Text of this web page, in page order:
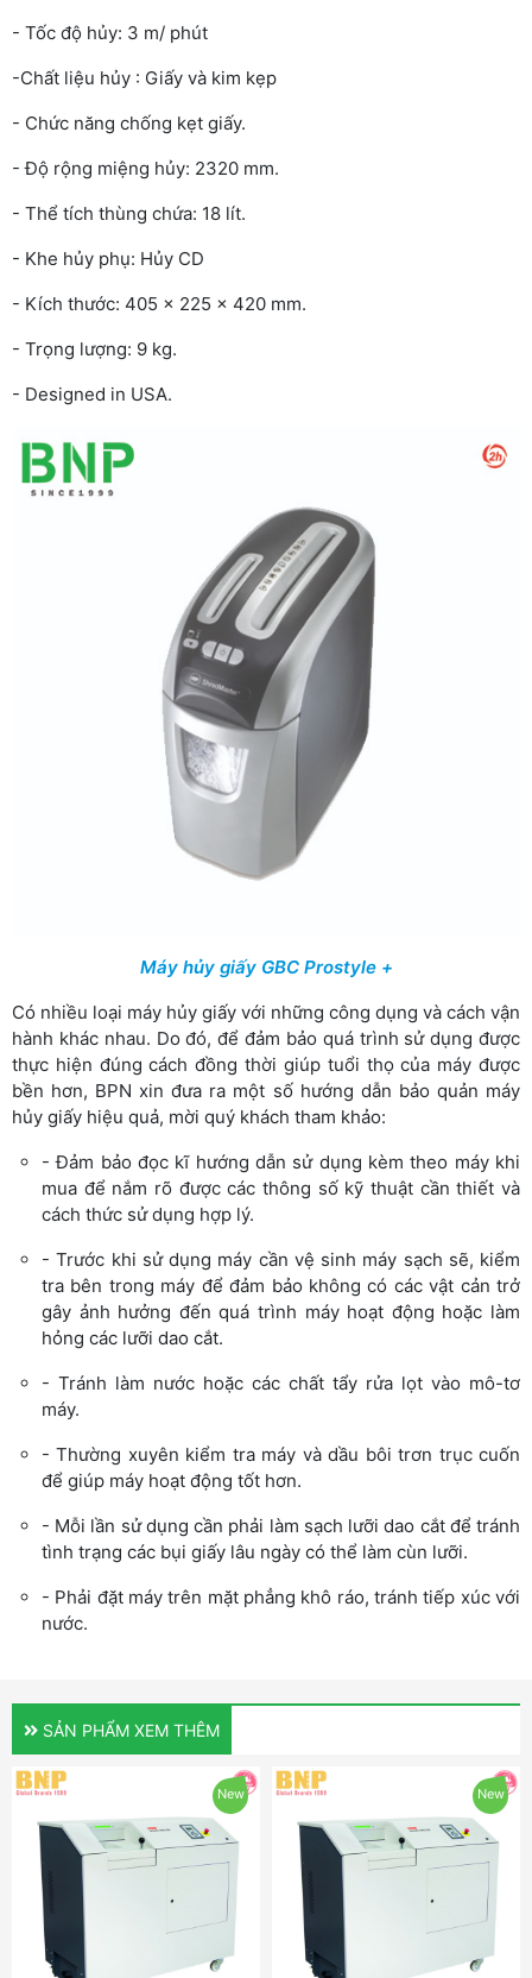
- Tốc độ hủy: 3 m/ phút
-Chất liệu hủy : Giấy và kim kẹp
- Chức năng chống kẹt giấy.
- Độ rộng miệng hủy: 2320 mm.
- Thể tích thùng chứa: 18 lít.
- Khe hủy phụ: Hủy CD
- Kích thước: 405 x 225 x 420 mm.
- Trọng lượng: 9 kg.
- Designed in USA.
Máy hủy giấy GBC Prostyle +
Có nhiều loại máy hủy giấy với những công dụng và cách vận
hành khác nhau. Do đó, để đảm bảo quá trình sử dụng được
thực hiện đúng cách đồng thời giúp tuổi thọ của máy được
bền hơn, BPN xin đưa ra một số hướng dẫn bảo quản máy
hủy giấy hiệu quả, mời quý khách tham khảo:
- Đảm bảo đọc kĩ hướng dẫn sử dụng kèm theo máy khi
mua để nắm rõ được các thông số kỹ thuật cần thiết và
cách thức sử dụng hợp lý.
- Trước khi sử dụng máy cần vệ sinh máy sạch sẽ, kiểm
tra bên trong máy để đảm bảo không có các vật cản trở
gây ảnh hưởng đến quá trình máy hoạt động hoặc làm
hỏng các lưỡi dao cắt.
- Tránh làm nước hoặc các chất tẩy rửa lọt vào mô-tơ
máy.
- Thường xuyên kiểm tra máy và dầu bôi trơn trục cuốn
để giúp máy hoạt động tốt hơn.
- Mỗi lần sử dụng cần phải làm sạch lưỡi dao cắt để tránh
tình trạng các bụi giấy lâu ngày có thể làm cùn lưỡi.
- Phải đặt máy trên mặt phẳng khô ráo, tránh tiếp xúc với
nước.
SẢN PHẨM XEM THÊM
New New